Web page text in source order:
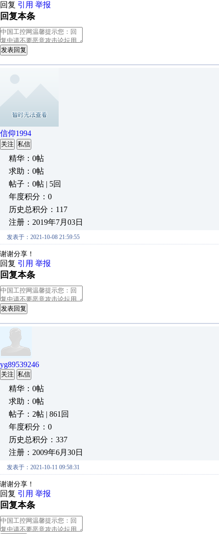
回复 引用 举报
回复本条
发表回复
信仰1994
关注 私信
精华：0帖
求助：0帖
帖子：0帖 | 5回
年度积分：0
历史总积分：117
注册：2019年7月03日
发表于：2021-10-08 21:59:55
谢谢分享！
回复 引用 举报
回复本条
发表回复
yg89539246
关注 私信
精华：0帖
求助：0帖
帖子：2帖 | 861回
年度积分：0
历史总积分：337
注册：2009年6月30日
发表于：2021-10-11 09:58:31
谢谢分享！
回复 引用 举报
回复本条